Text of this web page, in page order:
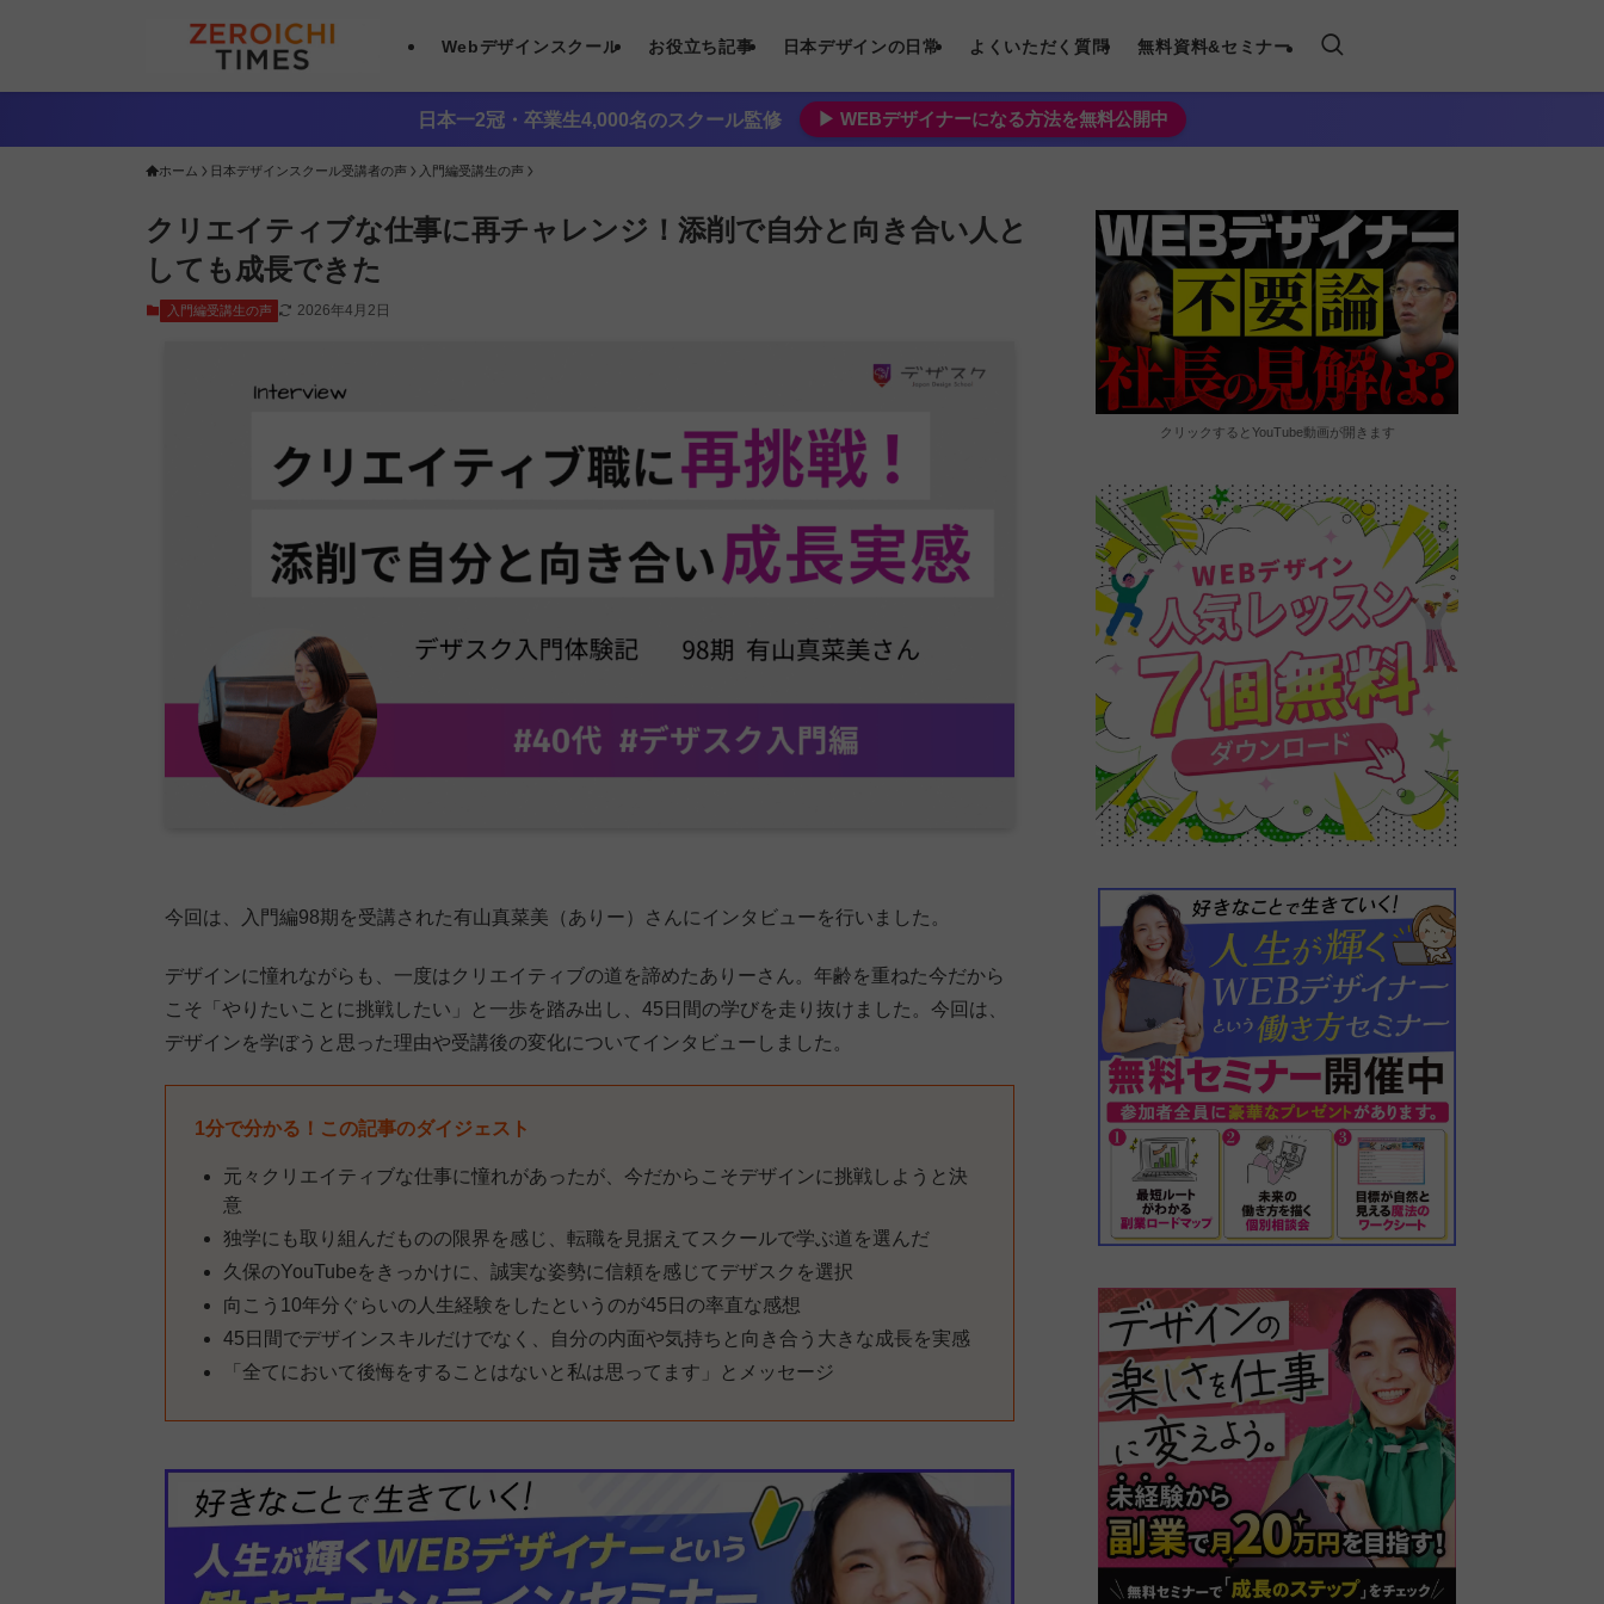
Webデザインスクール お役立ち記事 日本デザインの日常 よくいただく質問 無料資料&セミナー
日本一2冠・卒業生4,000名のスクール監修 ▶︎ WEBデザイナーになる方法を無料公開中
ホーム 日本デザインスクール受講者の声 入門編受講生の声
クリエイティブな仕事に再チャレンジ！添削で自分と向き合い人と
しても成長できた
入門編受講生の声 2026年4月2日
今回は、入門編98期を受講された有山真菜美（ありー）さんにインタビューを行いました。
デザインに憧れながらも、一度はクリエイティブの道を諦めたありーさん。年齢を重ねた今だから
こそ「やりたいことに挑戦したい」と一歩を踏み出し、45日間の学びを走り抜けました。今回は、
デザインを学ぼうと思った理由や受講後の変化についてインタビューしました。
1分で分かる！この記事のダイジェスト
元々クリエイティブな仕事に憧れがあったが、今だからこそデザインに挑戦しようと決
意
独学にも取り組んだものの限界を感じ、転職を見据えてスクールで学ぶ道を選んだ
久保のYouTubeをきっかけに、誠実な姿勢に信頼を感じてデザスクを選択
向こう10年分ぐらいの人生経験をしたというのが45日の率直な感想
45日間でデザインスキルだけでなく、自分の内面や気持ちと向き合う大きな成長を実感
「全てにおいて後悔をすることはないと私は思ってます」とメッセージ
クリックするとYouTube動画が開きます